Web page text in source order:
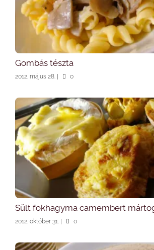
Gombás tészta
2012. május 28. | 0
Sült fokhagyma camembert
2012. október 31. | 0